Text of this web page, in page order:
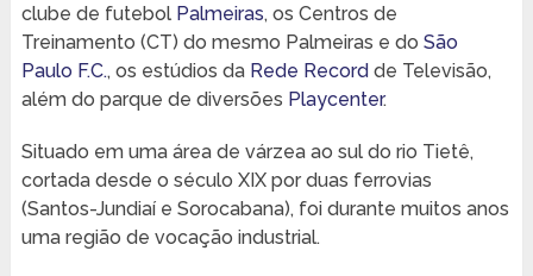
clube de futebol Palmeiras, os Centros de
Treinamento (CT) do mesmo Palmeiras e do São
Paulo F.C., os estúdios da Rede Recordde Televisão,
além do parque de diversões Playcenter.
Situado em uma área de várzea ao sul do rio Tietê,
cortada desde o século XIX por duas ferrovias
(Santos-Jundiaí e Sorocabana), foi durante muitos anos
uma região de vocação industrial.